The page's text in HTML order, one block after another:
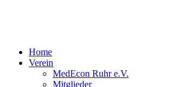
Home
Verein
MedEcon Ruhr e.V.
Mitglieder